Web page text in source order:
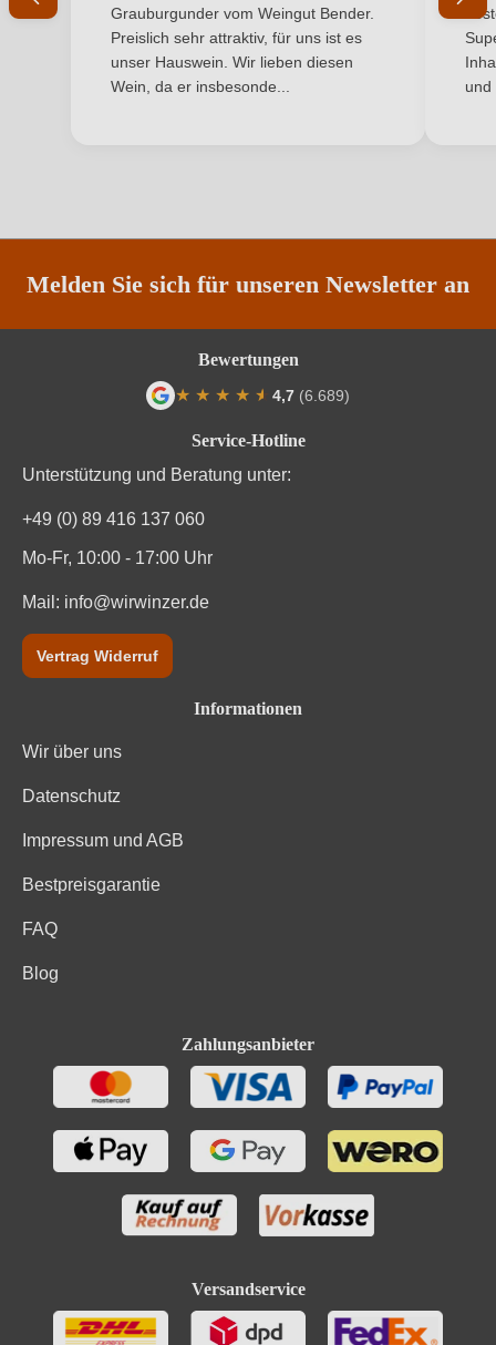
Qualität Qualitätswein
Riesling
Traubenfarbe
Vegan Ja
Nährwertangaben
Brennwert
Kohlenhydrate
Kohlenhydrate davon Zucker
Trauben, Konservierungsstoffe (Sulfite). Enthält
Ich habe mein Passwort vergessen
Grauburgunder vom Weingut Bender.
Preislich sehr attraktiv, für uns ist es
unser Hauswein. Wir lieben diesen
Wein, da er insbesonde...
und
Melden Sie sich für unseren Newsletter an
Service-Hotline
Unterstützung und Beratung unter:
+49 (0) 89 416 137 060
Mo-Fr, 10:00 - 17:00 Uhr
Mail: info@wirwinzer.de
Vertrag Widerruf
Informationen
Wir über uns
Datenschutz
Impressum und AGB
Bestpreisgarantie
FAQ
Blog
Zahlungsanbieter
Versandservice
Bewertungen
★ ★ ★ ★ ★
★ 4,7 (6.689)